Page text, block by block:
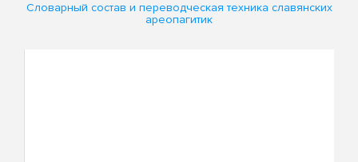
Словарный состав и переводческая техника славянских
ареопагитик